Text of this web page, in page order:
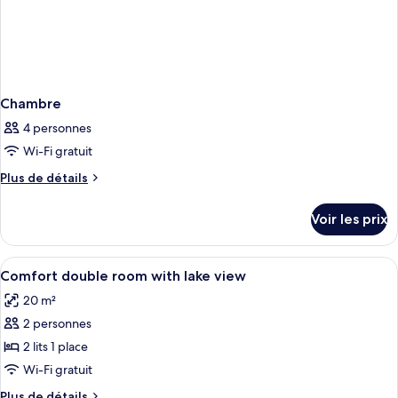
Chambre
4 personnes
Wi-Fi gratuit
Plus de détails
Plus
le
type
de
Chambre
Voir les prix
Afficher
toutes
les
photos
pour
ce
type
Une chambre d’hôtel avec un lit, un
4
Comfort double room with lake view
20 m²
2 personnes
2 lits 1 place
Wi-Fi gratuit